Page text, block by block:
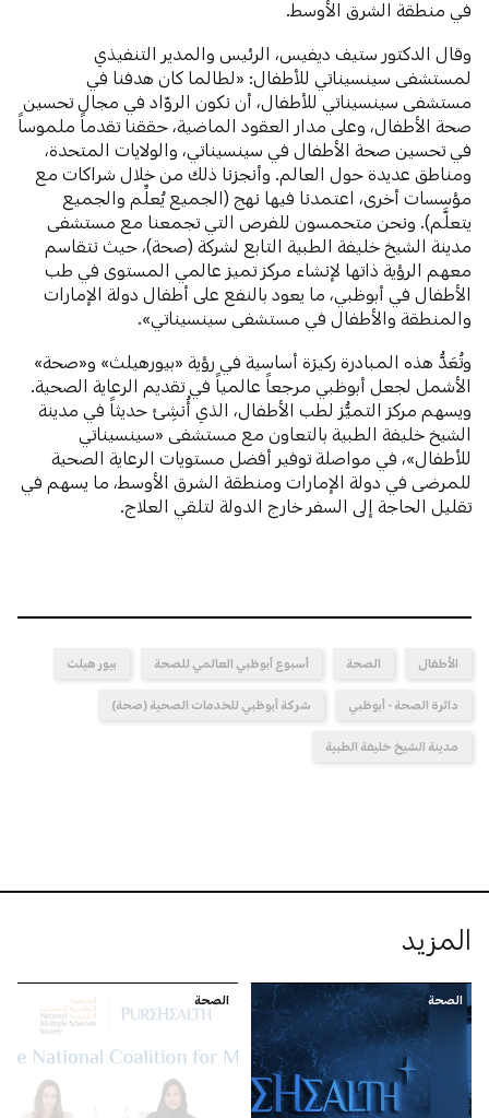
في منطقة الشرق الأوسط.
وقال الدكتور ستيف ديفيس، الرئيس والمدير التنفيذي
لمستشفى سينسيناتي للأطفال: «لطالما كان هدفنا في
مستشفى سينسيناتي للأطفال، أن نكون الروّاد في مجال تحسين
صحة الأطفال، وعلى مدار العقود الماضية، حققنا تقدماً ملموساً
في تحسين صحة الأطفال في سينسيناتي، والولايات المتحدة،
ومناطق عديدة حول العالم. وأنجزنا ذلك من خلال شراكات مع
مؤسسات أخرى، اعتمدنا فيها نهج (الجميع يُعلِّم والجميع
يتعلَّم). ونحن متحمسون للفرص التي تجمعنا مع مستشفى
مدينة الشيخ خليفة الطبية التابع لشركة (صحة)، حيث نتقاسم
معهم الرؤية ذاتها لإنشاء مركز تميز عالمي المستوى في طب
الأطفال في أبوظبي، ما يعود بالنفع على أطفال دولة الإمارات
والمنطقة والأطفال في مستشفى سينسيناتي».
وتُعَدُّ هذه المبادرة ركيزة أساسية في رؤية «بيورهيلث» و«صحة»
الأشمل لجعل أبوظبي مرجعاً عالمياً في تقديم الرعاية الصحية.
ويسهم مركز التميُّز لطب الأطفال، الذي أُنشِئ حديثاً في مدينة
الشيخ خليفة الطبية بالتعاون مع مستشفى «سينسيناتي
للأطفال»، في مواصلة توفير أفضل مستويات الرعاية الصحية
للمرضى في دولة الإمارات ومنطقة الشرق الأوسط، ما يسهم في
تقليل الحاجة إلى السفر خارج الدولة لتلقي العلاج.
الأطفال الصحة أسبوع أبوظبي العالمي للصحة بيور هيلث
دائرة الصحة - أبوظبي شركة أبوظبي للخدمات الصحية (صحة)
مدينة الشيخ خليفة الطبية
المزيد
الصحة الصحة